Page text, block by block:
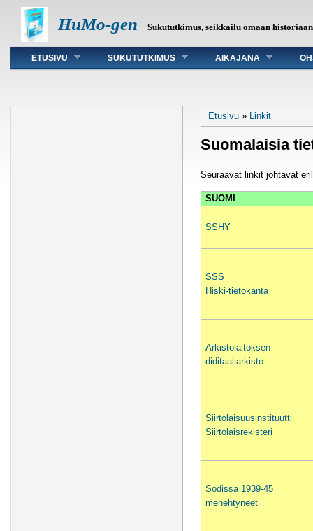
HuMo-gen Sukututkimus, seikkailu omaan historiaan
Päävalikko
ETUSIVU SUKUTUTKIMUS AIKAJANA
Olet täällä
Etusivu » Linkit
Suomalaisia
Seuraavat linkit johtavat
SUOMI
SSHY
SSS
Hiski-tietokanta
Arkistolaitoksen
diditaaliarkisto
Siirtolaisuusinstituutti
Siirtolaisrekisteri
Sodissa 1939-45
menehtyneet